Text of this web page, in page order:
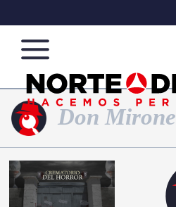
Norte
de
Ciudad
Juárez
Más
que
noticias,
hacemos periodismo
Don Mirone